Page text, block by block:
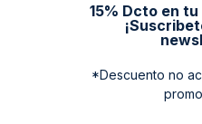
15% Dcto en
*Descuento no